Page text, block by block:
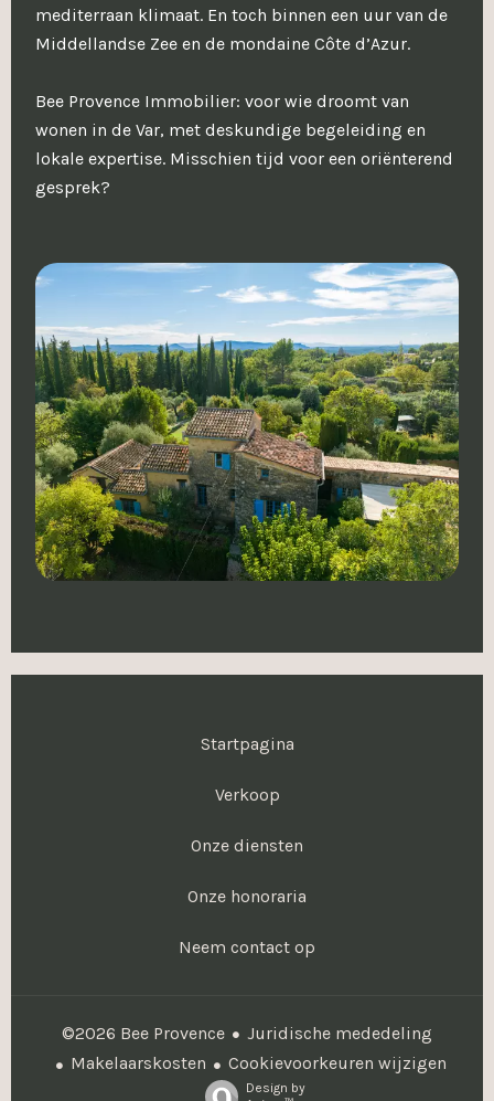
mediterraan klimaat. En toch binnen een uur van de
Middellandse Zee en de mondaine Côte d’Azur.
Bee Provence Immobilier: voor wie droomt van
wonen in de Var, met deskundige begeleiding en
lokale expertise. Misschien tijd voor een oriënterend
gesprek?
Startpagina
Verkoop
Onze diensten
Onze honoraria
Neem contact op
©2026 Bee Provence
Juridische mededeling
Makelaarskosten
Cookievoorkeuren wijzigen
Design by